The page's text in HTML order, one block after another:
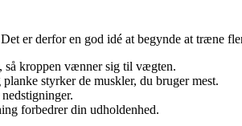
er derfor en god idé at begynde at træne
så kroppen vænner sig til vægten.
styrker de muskler, du bruger mest.
forbedrer din udholdenhed.